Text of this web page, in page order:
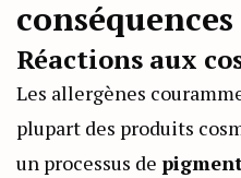
conséquences
Réactions aux
Les allergènes
plupart des produits
un processus de